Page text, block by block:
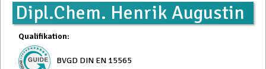
Dipl.Chem. Henrik Augustin
Qualifikation:
BVGD DIN EN 15565